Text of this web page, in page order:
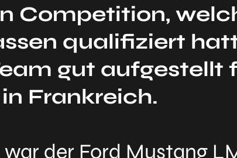
Competition,
qualifiziert
gut aufgestellt
Frankreich.
der Ford Mustang